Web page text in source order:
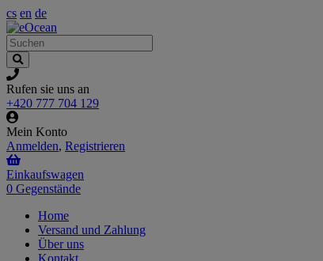
cs en de
Rufen sie uns an
+420 777 704 129
Mein Konto
Anmelden, Registrieren
Einkaufswagen
0 Gegenstände
Home
Versand und Zahlung
Über uns
Kontakt